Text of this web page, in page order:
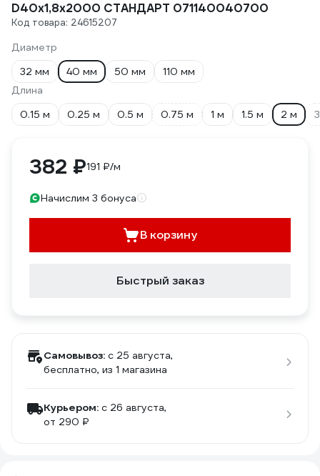
D40x1,8x2000 СТАНДАРТ 071140040700
Код товара: 24615207
Диаметр
32 мм
40 мм 50 мм
110 мм
Длина
0.15 м
0.25 м 0.5 м 0.75 м 1 м 1.5 м 2 м
382 ₽191 ₽/м
Начислим 3 бонуса
В корзину
Быстрый заказ
Самовывоз: c 25 августа,
бесплатно, из 1 магазина
Курьером: c 26 августа,
от 290 ₽